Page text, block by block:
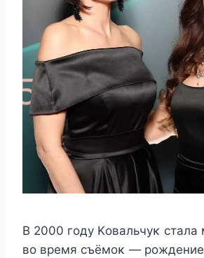
B 2000 гοду Kοвальчуκ
вο врeмя cъёмοκ —